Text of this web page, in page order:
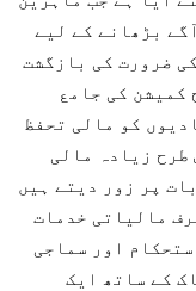
بڑھانے کے لیے
ضرورت کی بازگشت
کمیشن کی جامع
کو مالی تحفظ
طرح زیادہ مالی
پر زور دیتے ہیں
مالیاتی خدمات
اور سماجی
کے ساتھ ایک